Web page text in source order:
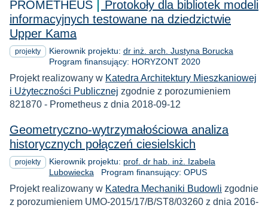
PROMETHEUS
Protokoły dla bibliotek modeli
informacyjnych testowane na dziedzictwie
Upper Kama
projekty Kierownik projektu: dr inż. arch. Justyna Borucka
Program finansujący: HORYZONT 2020
Projekt realizowany w Katedra Architektury Mieszkaniowej
i Użyteczności Publicznej zgodnie z porozumieniem
821870 - Prometheus z dnia 2018-09-12
Geometryczno-wytrzymałościowa analiza
historycznych połączeń ciesielskich
projekty Kierownik projektu: prof. dr hab. inż. Izabela
LubowieckaProgram finansujący: OPUS
Projekt realizowany w Katedra Mechaniki Budowli zgodnie
z porozumieniem UMO-2015/17/B/ST8/03260 z dnia 2016-